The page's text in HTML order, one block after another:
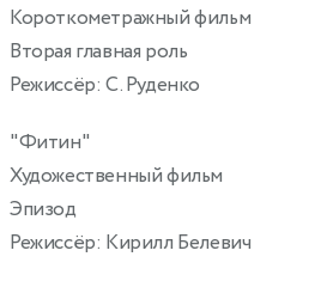
Короткометражный фильм
Вторая главная роль
Режиссёр: С. Руденко
"Фитин"
Художественный фильм
Эпизод
Режиссёр: Кирилл Белевич